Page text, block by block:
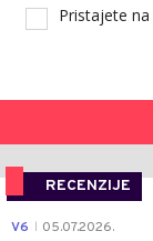
Pristajete na
RECENZIJE
V6 05.07.2026.